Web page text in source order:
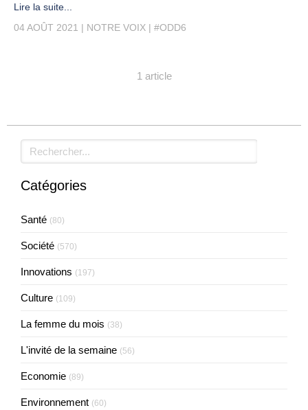
Lire la suite...
04 AOÛT 2021
NOTRE VOIX #ODD6
1 article
Rechercher
Catégories
Santé (80)
Société (570)
Innovations (197)
Culture (109)
La femme du mois (38)
L'invité de la semaine (56)
Economie (89)
Environnement (60)